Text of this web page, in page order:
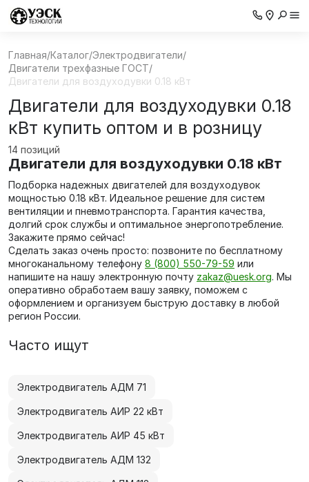
Главная/Каталог/Электродвигатели/
Двигатели трехфазные ГОСТ/
Двигатели для воздуходувки 0.18 кВт
Двигатели для воздуходувки 0.18
кВт купить оптом и в розницу
14 позиций
Двигатели для воздуходувки 0.18 кВт
Подборка надежных двигателей для воздуходувок
мощностью 0.18 кВт. Идеальное решение для систем
вентиляции и пневмотранспорта. Гарантия качества,
долгий срок службы и оптимальное энергопотребление.
Закажите прямо сейчас!
Сделать заказ очень просто: позвоните по бесплатному
многоканальному телефону 8 (800) 550-79-59 или
напишите на нашу электронную почту zakaz@uesk.org. Мы
оперативно обработаем вашу заявку, поможем с
оформлением и организуем быструю доставку в любой
регион России.
Часто ищут
Электродвигатель АДМ 71
Электродвигатель АИР 22 кВт
Электродвигатель АИР 45 кВт
Электродвигатель АДМ 132